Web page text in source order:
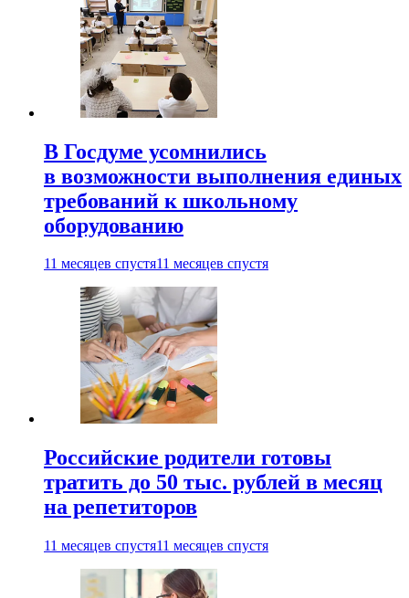
В Госдуме усомнились
в возможности выполнения единых
требований к школьному
оборудованию
11 месяцев спустя11 месяцев спустя
Российские родители готовы
тратить до 50 тыс. рублей в месяц
на репетиторов
11 месяцев спустя11 месяцев спустя